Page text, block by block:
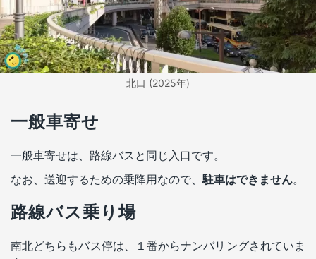
北口 (2025年)
一般車寄せ
一般車寄せは、路線バスと同じ入口です。
なお、送迎するための乗降用なので、 駐車はできません。
路線バス乗り場
南北どちらもバス停は、１番からナンバリングされていま